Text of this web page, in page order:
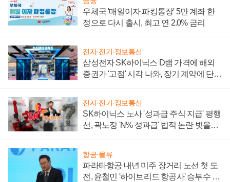
우체국 '매일이자 파킹통장' 5만 계좌 한
정으로 다시 출시, 최고 연 2.0% 금리
전자·전기·정보통신
삼성전자 SK하이닉스 D램 가격에 해외
증권가 '고점' 시각 나와, 장기 계약에 단점
전자·전기·정보통신
SK하이닉스 노사 '성과급 주식 지급' 평행
선, 곽노정 'N% 성과급' 법적 논란 벗을지
항공·물류
파라타항공 내년 미주 장거리 노선 첫 도
전, 윤철민 '하이브리드 항공사' 승부수 통